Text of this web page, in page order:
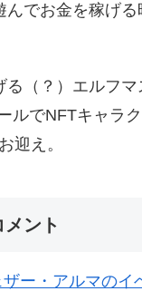
んでお金を稼げる
る（？）エルフマ
ルでNFTキャラ
迎え。
ント
ザー・アルマのイ